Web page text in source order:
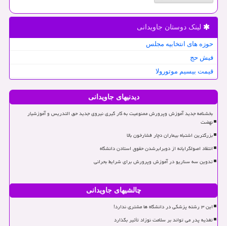
لینک دوستان جاویدانی
حوزه های انتخابیه مجلس
فیش حج
قیمت بیسیم موتورولا
دیدنیهای جاویدانی
بخشنامه جدید آموزش وپرورش ممنوعیت به کار گیری نیروی جدید حق التدریس و آموزشیار
نهضت
بزرگترین اشتباه بیماران دچار فشارخون بالا
انتقاد اصولگرایانه از دوبرابرشدن حقوق استادن دانشگاه
تدوین سه سناریو در آموزش وپرورش برای شرایط بحرانی
چالشیهای جاویدانی
این ۳ رشته پزشکی در دانشگاه ها مشتری ندارد!
تغذیه پدر می تواند بر سلامت نوزاد تأثیر بگذارد